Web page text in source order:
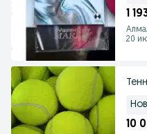
1
20
10